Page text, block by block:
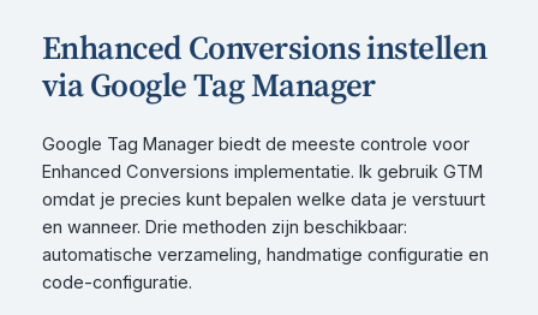
Enhanced Conversions instellen
via Google Tag Manager
Google Tag Manager biedt de meeste controle voor
Enhanced Conversions implementatie. Ik gebruik GTM
omdat je precies kunt bepalen welke data je verstuurt
en wanneer. Drie methoden zijn beschikbaar:
automatische verzameling, handmatige configuratie en
code-configuratie.